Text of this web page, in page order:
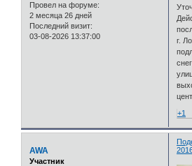
Провел на форуме:
2 месяца 26 дней
Последний визит:
03-08-2026 13:37:00
г.
+1
AWA
Участник